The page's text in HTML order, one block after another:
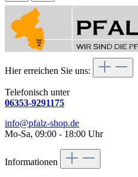
Hier erreichen Sie uns:
Telefonisch unter
06353-9291175
info@pfalz-shop.de
Mo-Sa, 09:00 - 18:00 Uhr
Informationen